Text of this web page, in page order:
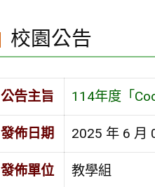
校園公告
公告主旨 114年度「
發佈日期 2025 年 6 月
發佈單位 教學組